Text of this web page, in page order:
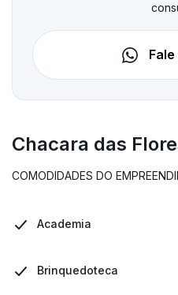
Chacara das
COMODIDADES DO
Academia
Brinquedoteca